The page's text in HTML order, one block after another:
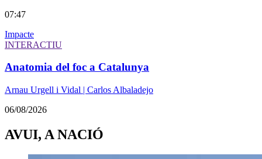
07:47
Impacte
INTERACTIU
Anatomia del foc a Catalunya
Arnau Urgell i Vidal | Carlos Albaladejo
06/08/2026
AVUI, A NACIÓ